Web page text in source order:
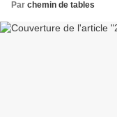
Par chemin de tables